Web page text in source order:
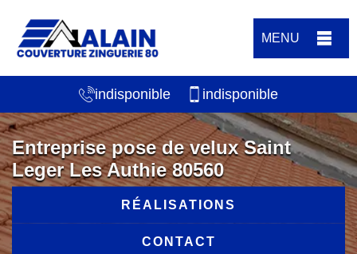
MENU
indisponible indisponible
Entreprise pose de velux Saint
Leger Les Authie 80560
RÉALISATIONS
CONTACT